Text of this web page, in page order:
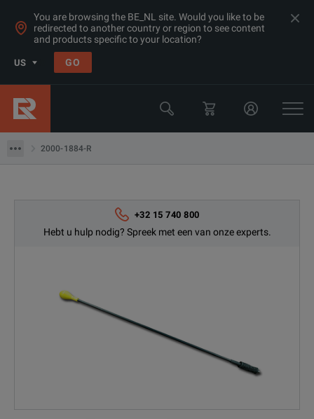
You are browsing the BE_NL site. Would you like to be
redirected to another country or region to see content
and products specific to your location?
US GO
2000-1884-R
Cable & Antenna Analyzers
Anritsu
+32 15 740 800
Hebt u hulp nodig? Spreek met een van onze experts.